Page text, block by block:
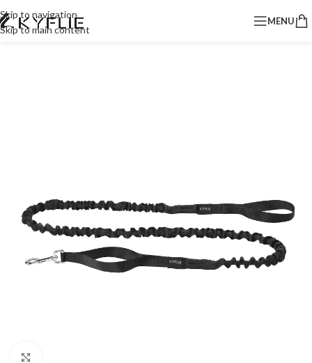
Skip to navigation
Skip to main content
MENU